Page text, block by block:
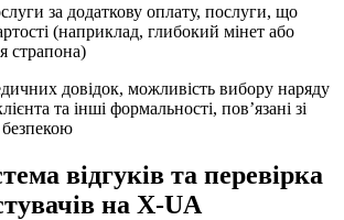
за додаткову оплату, послуги, що
(наприклад, глибокий мінет або
страпона)
довідок, можливість вибору наряду
та інші формальності, пов’язані зі
безпекою
відгуків та перевірка
на X-UA